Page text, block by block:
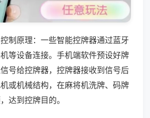
制原理：一些智能控牌器通过蓝牙
等设备连接。手机端软件预设好牌
号给控牌器，控牌器接收到信号后
或机械结构，在麻将机洗牌、码牌
达到控牌目的。